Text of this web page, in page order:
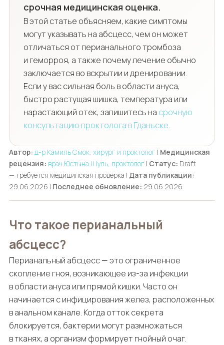
срочная медицинская оценка.
В этой статье объясняем, какие симптомы
могут указывать на абсцесс, чем он может
отличаться от перианального тромбоза
и геморроя, а также почему лечение обычно
заключается во вскрытии и дренировании.
Если у вас сильная боль в области ануса,
быстро растущая шишка, температура или
нарастающий отек, запишитесь на срочную
консультацию проктолога в Гданьске.
Автор: д-р Камиль Смок, хирург и проктолог| Медицинская
рецензия: врач Юстына Шуль, проктолог| Статус: Draft
— требуется медицинская проверка | Дата публикации:
29.06.2026 | Последнее обновление: 29.06.2026
Что такое перианальный
абсцесс?
Перианальный абсцесс — это ограниченное
скопление гноя, возникающее из-за инфекции
в области ануса или прямой кишки. Часто он
начинается с инфицирования желез, расположенных
в анальном канале. Когда отток секрета
блокируется, бактерии могут размножаться
в тканях, а организм формирует гнойный очаг.